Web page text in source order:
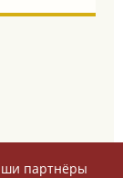
партнёры